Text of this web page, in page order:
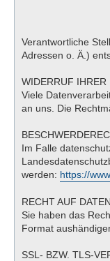
Verantwortliche
Adressen o. Ä.)
WIDERRUF IHRER
Viele
an uns. Die
Im Falle
werden: https://
RECHT AUF
Sie haben das
Format
SSL- BZW. TLS-